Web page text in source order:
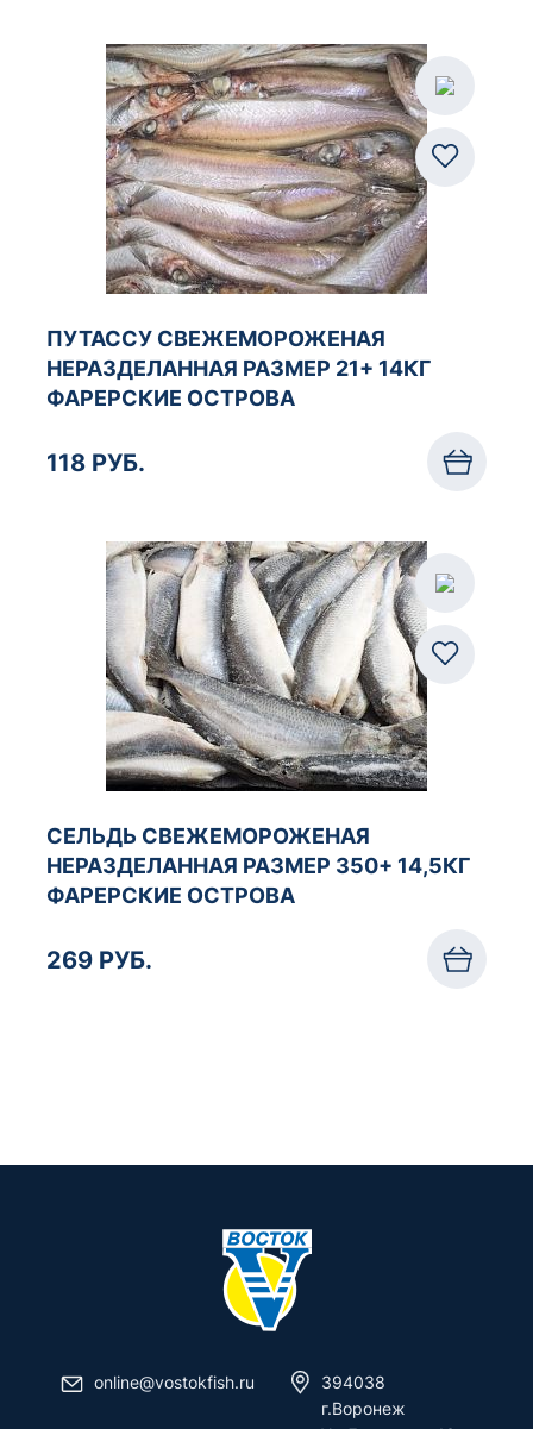
ПУТАССУ СВЕЖЕМОРОЖЕНАЯ
НЕРАЗДЕЛАННАЯ РАЗМЕР 21+ 14КГ
ФАРЕРСКИЕ ОСТРОВА
118 РУБ.
СЕЛЬДЬ СВЕЖЕМОРОЖЕНАЯ
НЕРАЗДЕЛАННАЯ РАЗМЕР 350+ 14,5КГ
ФАРЕРСКИЕ ОСТРОВА
269 РУБ.
online@vostokfish.ru
394038
г.Воронеж